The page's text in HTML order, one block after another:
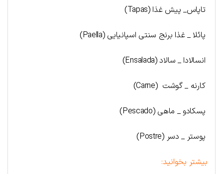
تاپاس_ پیش غذا (Tapas)
پائلا _ غذا برنج سنتی اسپانیایی (Paella)
انسالادا _ سالاد (Ensalada)
کارنه _ گوشت (Carne)
پسکادو _ ماهی (Pescado)
پوستر _ دسر (Postre)
بیشتر بخوانید: